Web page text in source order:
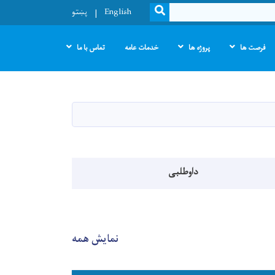
SEARCH
English پښتو
فرصت ها پروژه ها خدمات عامه تماس با ما
داوطلبی
نمایش همه